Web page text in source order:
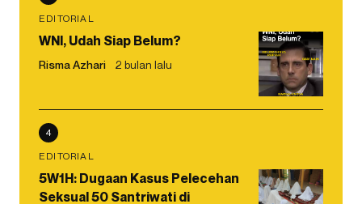
EDITORIAL
WNI, Udah Siap Belum?
Risma Azhari 2 bulan lalu
4
EDITORIAL
5W1H: Dugaan Kasus Pelecehan
Seksual 50 Santriwati di